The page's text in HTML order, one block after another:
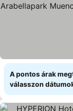
A pontos árak
válasszon